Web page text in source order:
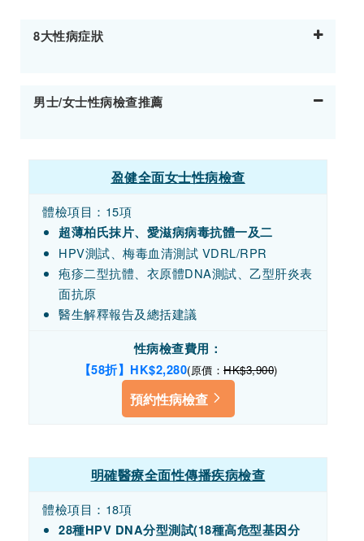
8大性病症狀
男士/女士性病檢查推薦
盈健全面女士性病檢查
體檢項目：15項
超薄柏氏抹片、愛滋病病毒抗體一及二
HPV測試、梅毒血清測試 VDRL/RPR
疱疹二型抗體、衣原體DNA測試、乙型肝炎表
面抗原
醫生解釋報告及總括建議
性病檢查費用：
【58折】HK$2,280(原價： HK$3,900)
預約性病檢查
明確醫療全面性傳播疾病檢查
體檢項目：18項
28種HPV DNA分型測試(18種高危型基因分